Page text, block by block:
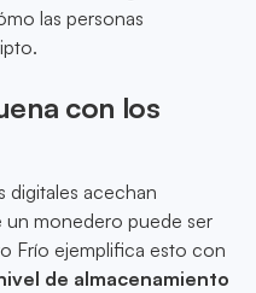
las personas
con los
digitales acechan
un monedero puede ser
Frío ejemplifica esto con
de almacenamiento